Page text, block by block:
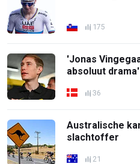
175
'Jonas
absoluut drama'
36
Australische
slachtoffer
21